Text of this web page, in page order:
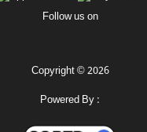
Follow us on
Copyright © 2026
Powered By :